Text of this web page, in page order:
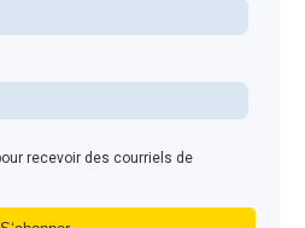
recevoir des courriels de